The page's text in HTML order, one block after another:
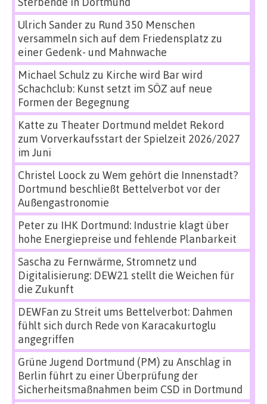
Ulrich Sanderzu Rund 350 Menschen
versammeln sich auf dem Friedensplatz zu
einer Gedenk- und Mahnwache
Michael Schulz zu Kirche wird Bar wird
Schachclub: Kunst setzt im SÖZ auf neue
Formen der Begegnung
Katte zu Theater Dortmund meldet Rekord
zum Vorverkaufsstart der Spielzeit 2026/2027
im Juni
Christel Loock zu Wem gehört die Innenstadt?
Dortmund beschließt Bettelverbot vor der
Außengastronomie
Peterzu IHK Dortmund: Industrie klagt über
hohe Energiepreise und fehlende Planbarkeit
Sascha zu Fernwärme, Stromnetz und
Digitalisierung: DEW21 stellt die Weichen für
die Zukunft
DEWFan zu Streit ums Bettelverbot: Dahmen
fühlt sich durch Rede von Karacakurtoglu
angegriffen
Grüne Jugend Dortmund (PM) zu Anschlag in
Berlin führt zu einer Überprüfung der
Sicherheitsmaßnahmen beim CSD in Dortmund